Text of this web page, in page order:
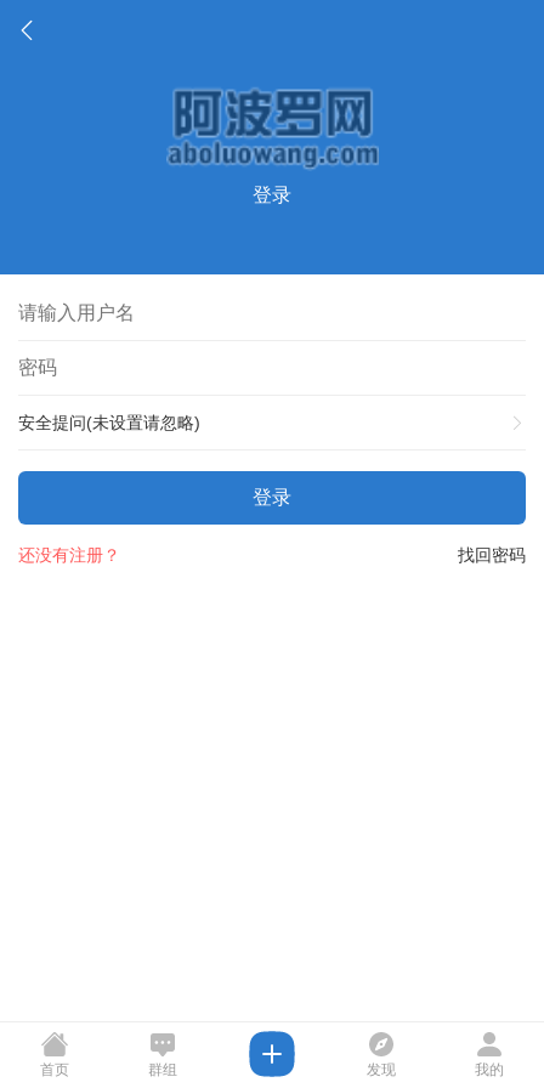
登录
安全提问(未设置请忽略)
登录
找回密码
还没有注册？
首页 群组 发现 我的